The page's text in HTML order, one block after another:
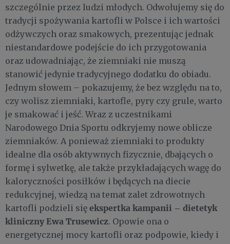
szczególnie przez ludzi młodych. Odwołujemy się do
tradycji spożywania kartofli w Polsce i ich wartości
odżywczych oraz smakowych, prezentując jednak
niestandardowe podejście do ich przygotowania
oraz udowadniając, że ziemniaki nie muszą
stanowić jedynie tradycyjnego dodatku do obiadu.
Jednym słowem – pokazujemy, że bez względu na to,
czy wolisz ziemniaki, kartofle, pyry czy grule, warto
je smakować i jeść. Wraz z uczestnikami
Narodowego Dnia Sportu odkryjemy nowe oblicze
ziemniaków. A ponieważ ziemniaki to produkty
idealne dla osób aktywnych fizycznie, dbających o
formę i sylwetkę, ale także przykładających wagę do
kaloryczności posiłków i będących na diecie
redukcyjnej, wiedzą na temat zalet zdrowotnych
kartofli podzieli się ekspertka kampanii – dietetyk
kliniczny Ewa Trusewicz. Opowie ona o
energetycznej mocy kartofli oraz podpowie, kiedy i